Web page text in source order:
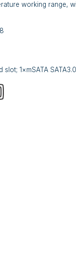
working range,
1×mSATA